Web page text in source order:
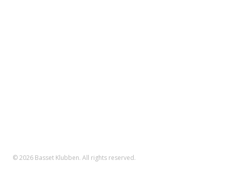
© 2026 Basset Klubben. All rights reserved.